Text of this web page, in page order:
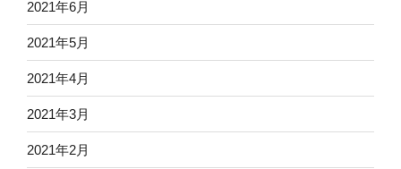
2021年6月
2021年5月
2021年4月
2021年3月
2021年2月